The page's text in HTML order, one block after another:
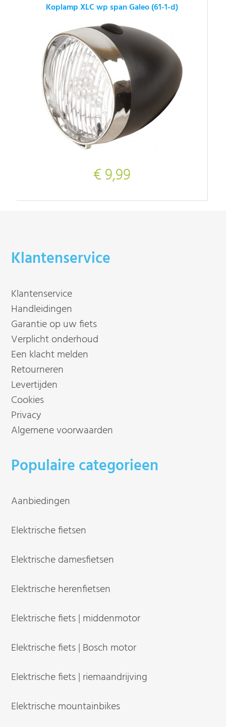
Koplamp XLC wp span Galeo (61-1-d)
€ 9,99
Klantenservice
Klantenservice
Handleidingen
Garantie op uw fiets
Verplicht onderhoud
Een klacht melden
Retourneren
Levertijden
Cookies
Privacy
Algemene voorwaarden
Populaire categorieen
Aanbiedingen
Elektrische fietsen
Elektrische damesfietsen
Elektrische herenfietsen
Elektrische fiets | middenmotor
Elektrische fiets | Bosch motor
Elektrische fiets | riemaandrijving
Elektrische mountainbikes